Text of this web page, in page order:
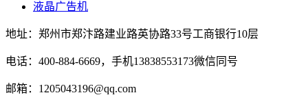
液晶广告机
地址：郑州市郑汴路建业路英协路33号工商银行10层
电话：400-884-6669，手机13838553173微信同号
邮箱：1205043196@qq.com